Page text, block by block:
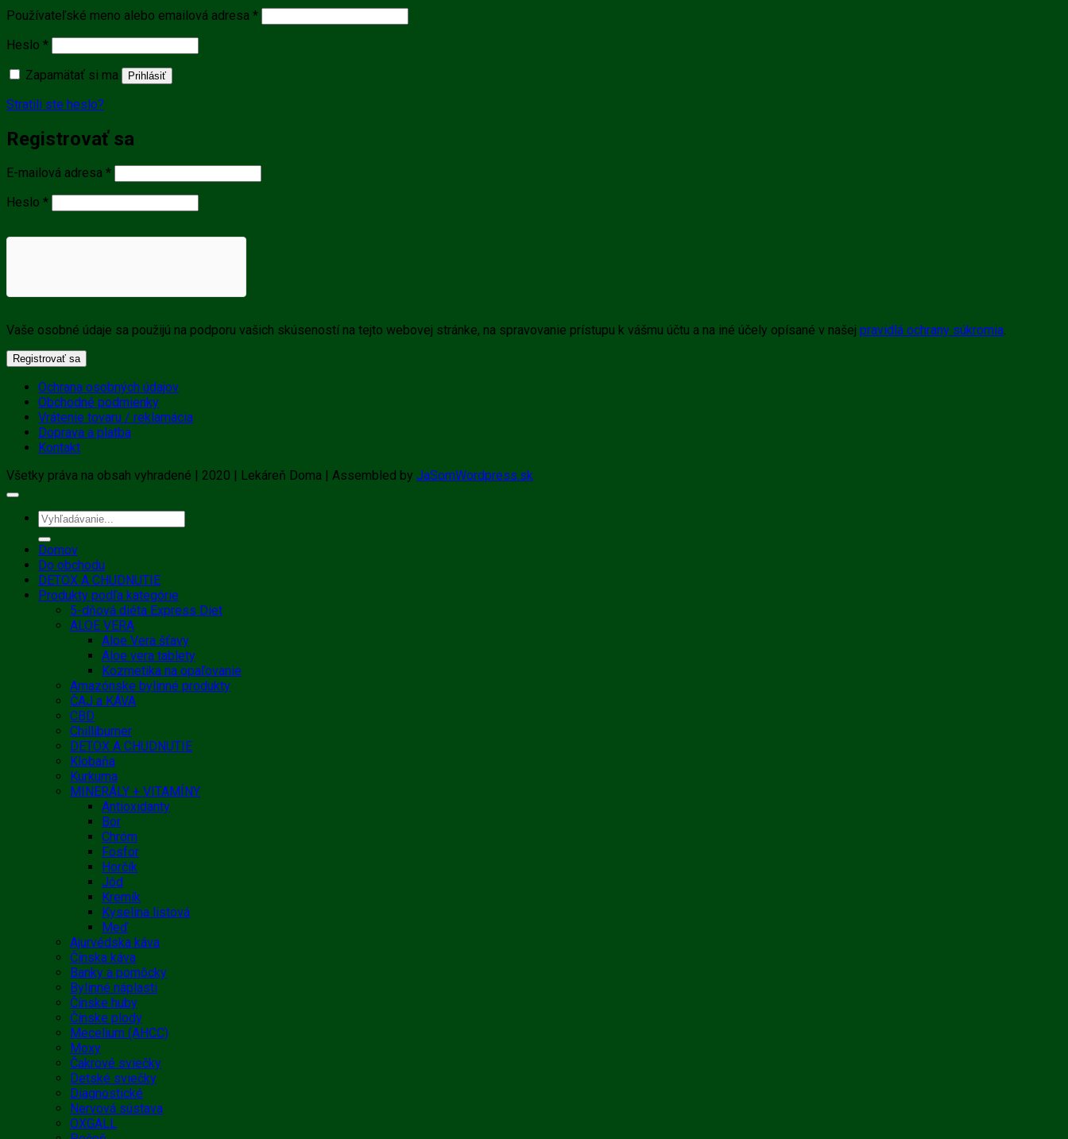
Používateľské meno alebo emailová adresa *Povinné
Heslo *Povinné
Zapamätať si ma Prihlásiť
Stratili ste heslo?
Registrovať sa
E-mailová adresa *Povinné
Heslo *Povinné
Vaše osobné údaje sa použijú na podporu vašich skúseností na tejto webovej stránke, na spravovanie prístupu k vášmu účtu a na iné účely opísané v našej pravidlá ochrany súkromia.
Registrovať sa
Ochrana osobných údajov
Obchodné podmienky
Vrátenie tovaru / reklamácia
Doprava a platba
Kontakt
Všetky práva na obsah vyhradené | 2020 | Lekáreň Doma | Assembled by JaSomWordpress.sk
Hľadať:
Domov
Do obchodu
DETOX A CHUDNUTIE
Produkty podľa kategórie
5-dňová diéta Express Diet
ALOE VERA
Aloe Vera šťavy
Aloe vera tablety
Kozmetika na opaľovanie
Amazónske bylinné produkty
ČAJ a KÁVA
CBD
Chilliburner
DETOX A CHUDNUTIE
Klobaňa
Kurkuma
MINERÁLY + VITAMÍNY
Antioxidanty
Bor
Chróm
Fosfor
Horčík
Jód
Kremík
Kyselina listová
Meď
Ajurvédska káva
Čínska káva
Banky a pomôcky
Bylinné náplasti
Čínske huby
Čínske plody
Mecelium (AHCC)
Moxy
Čakrové sviečky
Detské sviečky
Diagnostické
Nervová sústava
OXGALL